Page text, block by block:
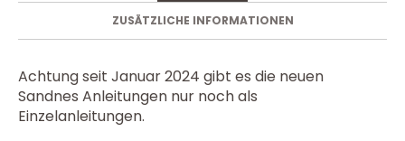
ZUSÄTZLICHE INFORMATIONEN
Achtung seit Januar 2024 gibt es die neuen
Sandnes Anleitungen nur noch als
Einzelanleitungen.